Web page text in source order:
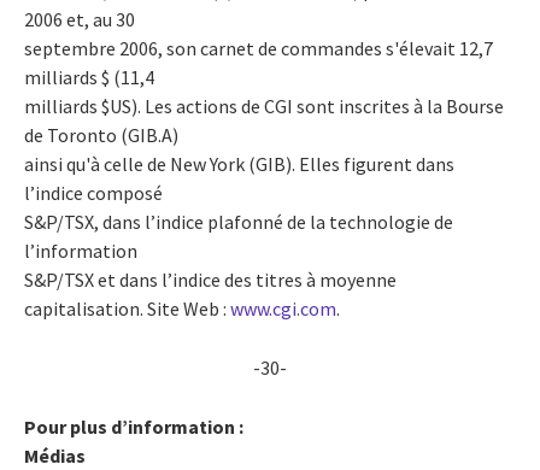
2006 et, au 30
septembre 2006, son carnet de commandes s'élevait 12,7
milliards $ (11,4
milliards $US). Les actions de CGI sont inscrites à la Bourse
de Toronto (GIB.A)
ainsi qu'à celle de New York (GIB). Elles figurent dans
l’indice composé
S&P/TSX, dans l’indice plafonné de la technologie de
l’information
S&P/TSX et dans l’indice des titres à moyenne
capitalisation. Site Web : www.cgi.com.
-30-
Pour plus d’information :
Médias